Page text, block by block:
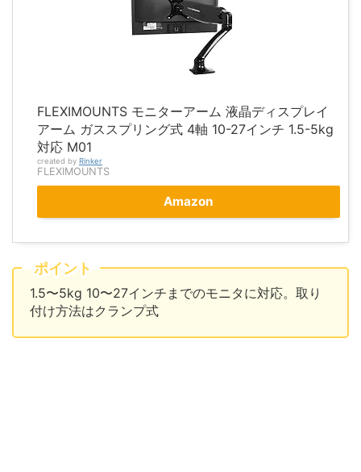
FLEXIMOUNTS モニターアーム 液晶ディスプレイ
アーム ガススプリング式 4軸 10-27インチ 1.5-5kg
対応 M01
created by Rinker
FLEXIMOUNTS
Amazon
ポイント
1.5〜5kg 10〜27インチまでのモニタに対応。取り
付け方法はクランプ式